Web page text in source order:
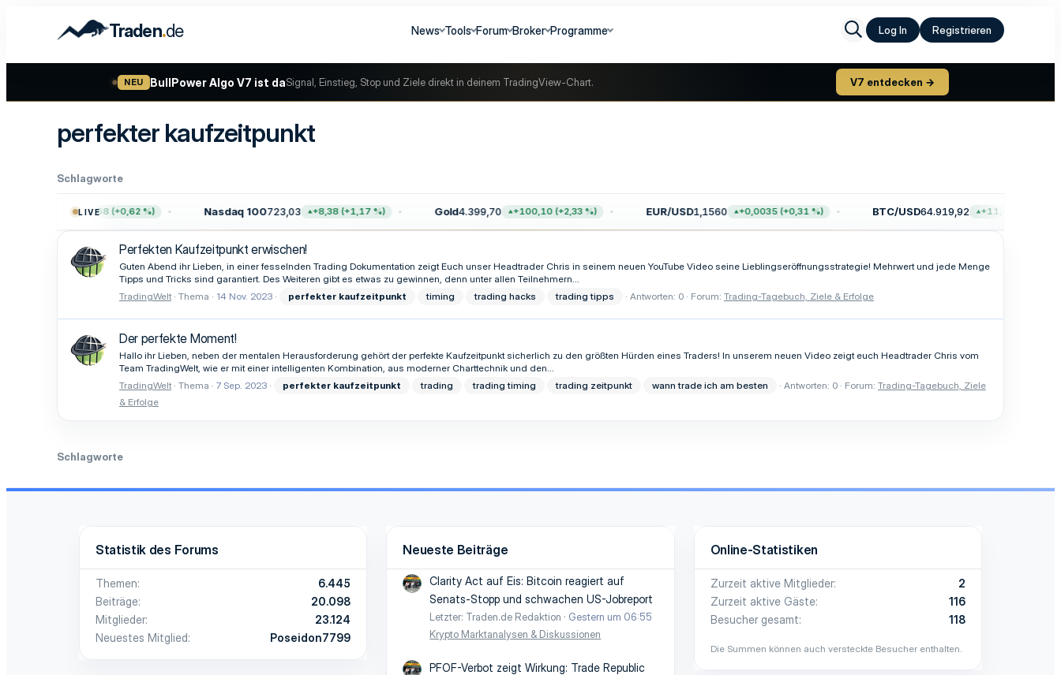
Traden.de News Tools Forum Broker Programme Log In Registrieren
NEU BullPower Algo V7 ist daSignal, Einstieg, Stop und Ziele direkt in deinem TradingView-Chart. V7 entdecken →
perfekter kaufzeitpunkt
Schlagworte
LIVE
+47,68 (+0,62 %) Nasdaq 100723,03 +8,38 (+1,17 %) Gold4.399,70 +100,10 (+2,33 %) EUR/USD1,1560 +0,0035 (+0,31 %) BTC/USD64.919,92 +11,44 (+0,02 %)
Perfekten Kaufzeitpunkt erwischen!
Guten Abend ihr Lieben, in einer fesselnden Trading Dokumentation zeigt Euch unser Headtrader Chris in seinem neuen YouTube Video seine Lieblingseröffnungsstrategie! Mehrwert und jede Menge
Tipps und Tricks sind garantiert. Des Weiteren gibt es etwas zu gewinnen, denn unter allen Teilnehmern...
TradingWelt Thema 14 Nov. 2023 perfekter kaufzeitpunkt timing trading hacks trading tipps Antworten: 0 Forum: Trading-Tagebuch, Ziele & Erfolge
Der perfekte Moment!
Hallo ihr Lieben, neben der mentalen Herausforderung gehört der perfekte Kaufzeitpunkt sicherlich zu den größten Hürden eines Traders! In unserem neuen Video zeigt euch Headtrader Chris vom
Team TradingWelt, wie er mit einer intelligenten Kombination, aus moderner Charttechnik und den...
TradingWelt Thema 7 Sep. 2023 perfekter kaufzeitpunkt trading trading timing trading zeitpunkt wann trade ich am besten Antworten: 0 Forum: Trading-Tagebuch, Ziele
& Erfolge
Schlagworte
Statistik des Forums
Themen
6.445
Beiträge
20.098
Mitglieder
23.124
Neuestes Mitglied
Poseidon7799
Neueste Beiträge
Clarity Act auf Eis: Bitcoin reagiert auf
Senats-Stopp und schwachen US-Jobreport
Letzter: Traden.de Redaktion
Gestern um 06:55
Krypto Marktanalysen & Diskussionen
PFOF-Verbot zeigt Wirkung: Trade Republic
Online-Statistiken
Zurzeit aktive Mitglieder
2
Zurzeit aktive Gäste
116
Besucher gesamt
118
Die Summen können auch versteckte Besucher enthalten.